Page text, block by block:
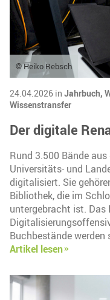
© Heiko Rebsch
24.04.2026 in Jahrbuch,
Wissenstransfer
Der digitale
Rund 3.500 Bände
Universitäts- und
digitalisiert. Sie
Bibliothek, die im
untergebracht ist. Das
Buchbestände
Artikel lesen